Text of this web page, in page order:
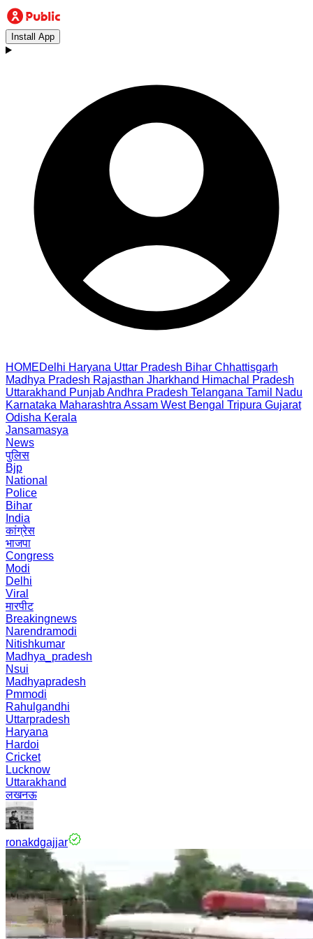
Install App
HOMEDelhi Haryana Uttar Pradesh Bihar Chhattisgarh
Madhya Pradesh Rajasthan Jharkhand Himachal Pradesh
Uttarakhand PunjabAndhra Pradesh Telangana Tamil Nadu
Karnataka Maharashtra Assam West Bengal Tripura Gujarat
Odisha Kerala
Jansamasya
News
पुलिस
Bjp
National
Police
Bihar
India
कांग्रेस
भाजपा
Congress
Modi
Delhi
Viral
मारपीट
Breakingnews
Narendramodi
Nitishkumar
Madhya_pradesh
Nsui
Madhyapradesh
Pmmodi
Rahulgandhi
Uttarpradesh
Haryana
Hardoi
Cricket
Lucknow
Uttarakhand
लखनऊ
ronakdgajjar